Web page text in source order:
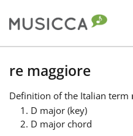
Bahasa Indonesia
Български
re maggiore
Definition of the Italian term
D major (key)
D major chord